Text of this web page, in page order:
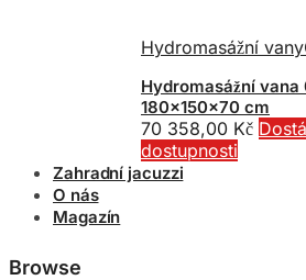
Hydromasážní vany
Hydromasážní
180x150x70 cm
70 358,00 Kč
dostupnosti
Zahradní jacuzzi
O nás
Magazín
Browse